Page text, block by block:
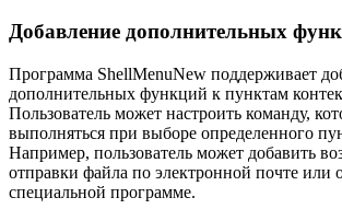
Добавление дополнительных
Программа ShellMenuNew поддерживает
дополнительных функций к пунктам
Пользователь может настроить команду,
выполняться при выборе определенного
Например, пользователь может добавить
отправки файла по электронной почте или
специальной программе.